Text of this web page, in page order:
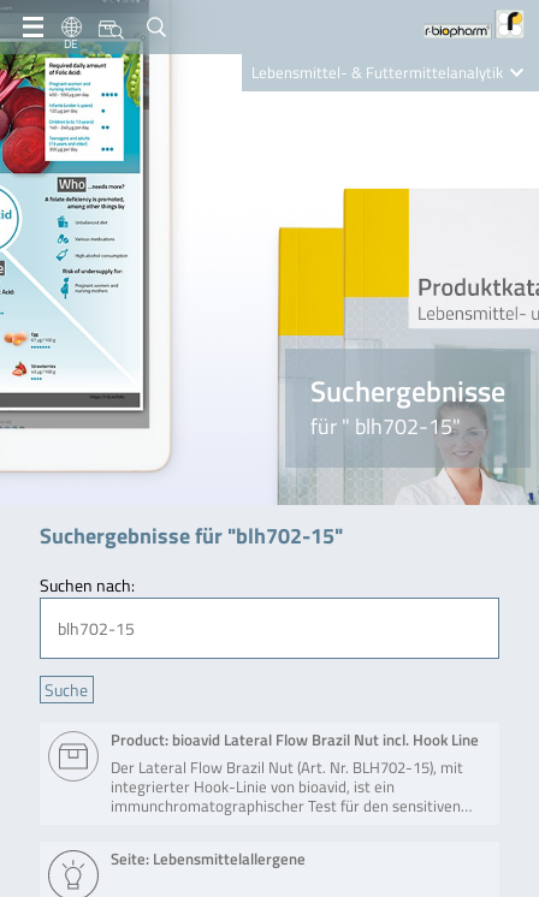
DE
Lebensmittel- & Futtermittelanalytik
Nutrition Care
Suchergebnisse
für " blh702-15"
Suchergebnisse für "blh702-15"
Suchen nach:
Product: bioavid Lateral Flow Brazil Nut incl. Hook Line
Der Lateral Flow Brazil Nut (Art. Nr. BLH702-15), mit
integrierter Hook-Linie von bioavid, ist ein
immunchromatographischer Test für den sensitiven…
Seite: Lebensmittelallergene